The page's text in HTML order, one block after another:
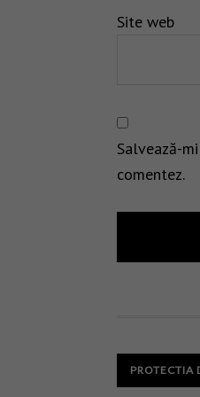
Site web
Salvează-
comentez.
PROTECTIA